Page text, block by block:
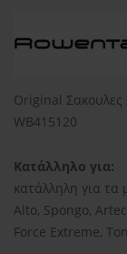
Original
WB415120
Κατάλληλο για:
κατάλληλη για τα
Alto, Spongo,
Force Extreme,